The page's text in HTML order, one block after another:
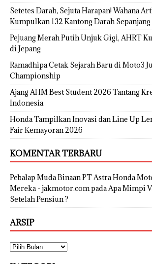
Setetes Darah, Sejuta Harapan! Wahana
Kumpulkan 132 Kantong Darah
Pejuang Merah Putih Unjuk Gigi, AHRT
di Jepang
Ramadhipa Cetak Sejarah Baru di Moto3
Championship
Ajang AHM Best Student 2026 Tantang
Indonesia
Honda Tampilkan Inovasi dan Line Up
Fair Kemayoran 2026
KOMENTAR TERBARU
Pebalap Muda Binaan PT Astra Honda
Mereka - jakmotor.compada Apa Mimpi
Setelah Pensiun ?
ARSIP